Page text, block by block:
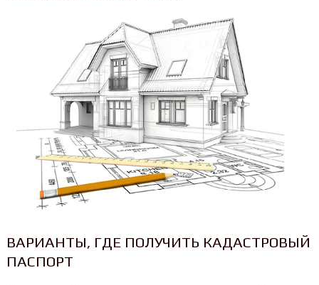
ВАРИАНТЫ, ГДЕ ПОЛУЧИТЬ КАДАСТРОВЫЙ
ПАСПОРТ